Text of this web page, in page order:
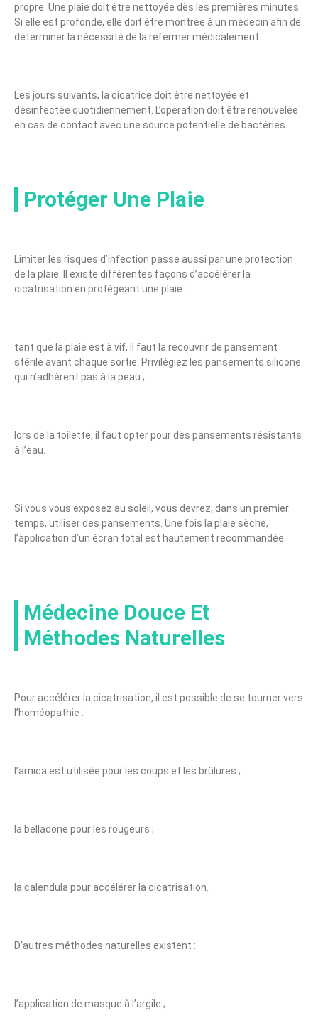
propre. Une plaie doit être nettoyée dès les premières minutes.
Si elle est profonde, elle doit être montrée à un médecin afin de
déterminer la nécessité de la refermer médicalement.
Les jours suivants, la cicatrice doit être nettoyée et
désinfectée quotidiennement. L’opération doit être renouvelée
en cas de contact avec une source potentielle de bactéries.
Protéger Une Plaie
Limiter les risques d’infection passe aussi par une protection
de la plaie. Il existe différentes façons d’accélérer la
cicatrisation en protégeant une plaie :
tant que la plaie est à vif, il faut la recouvrir de pansement
stérile avant chaque sortie. Privilégiez les pansements silicone
qui n’adhèrent pas à la peau ;
lors de la toilette, il faut opter pour des pansements résistants
à l’eau.
Si vous vous exposez au soleil, vous devrez, dans un premier
temps, utiliser des pansements. Une fois la plaie sèche,
l’application d’un écran total est hautement recommandée.
Médecine Douce Et
Méthodes Naturelles
Pour accélérer la cicatrisation, il est possible de se tourner vers
l’homéopathie :
l’arnica est utilisée pour les coups et les brûlures ;
la belladone pour les rougeurs ;
la calendula pour accélérer la cicatrisation.
D’autres méthodes naturelles existent :
l’application de masque à l’argile ;